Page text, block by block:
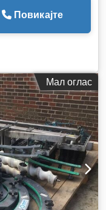
Повикајте
Мал оглас